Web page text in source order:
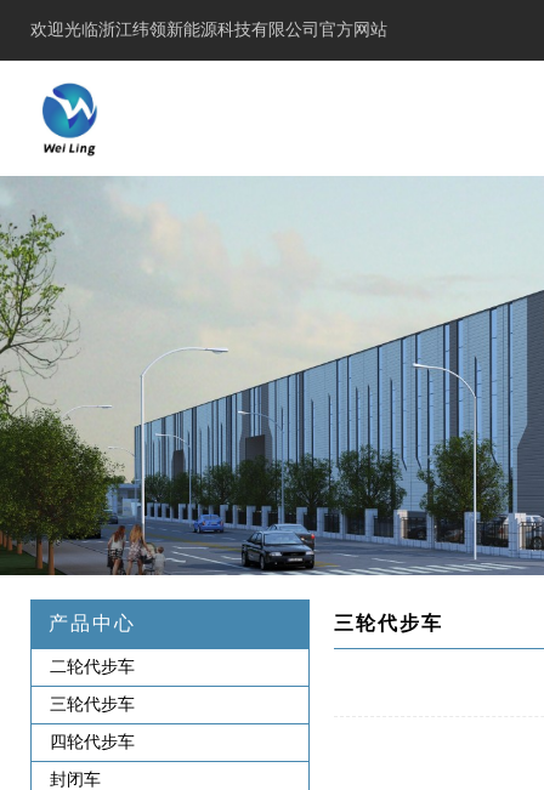
欢迎光临浙江纬领新能源科技有限公司官方网站
产品中心
二轮代步车
三轮代步车
四轮代步车
封闭车
三轮代步车